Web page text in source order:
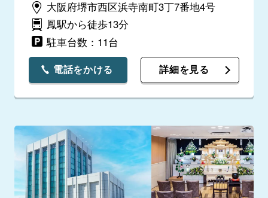
大阪府堺市西区浜寺南町3丁7番地4号
鳳駅から徒歩13分
駐車台数：11台
電話をかける 詳細を見る